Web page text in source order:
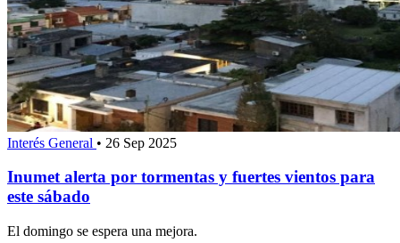
Interés General • 26 Sep 2025
Inumet alerta por tormentas y fuertes vientos para
este sábado
El domingo se espera una mejora.